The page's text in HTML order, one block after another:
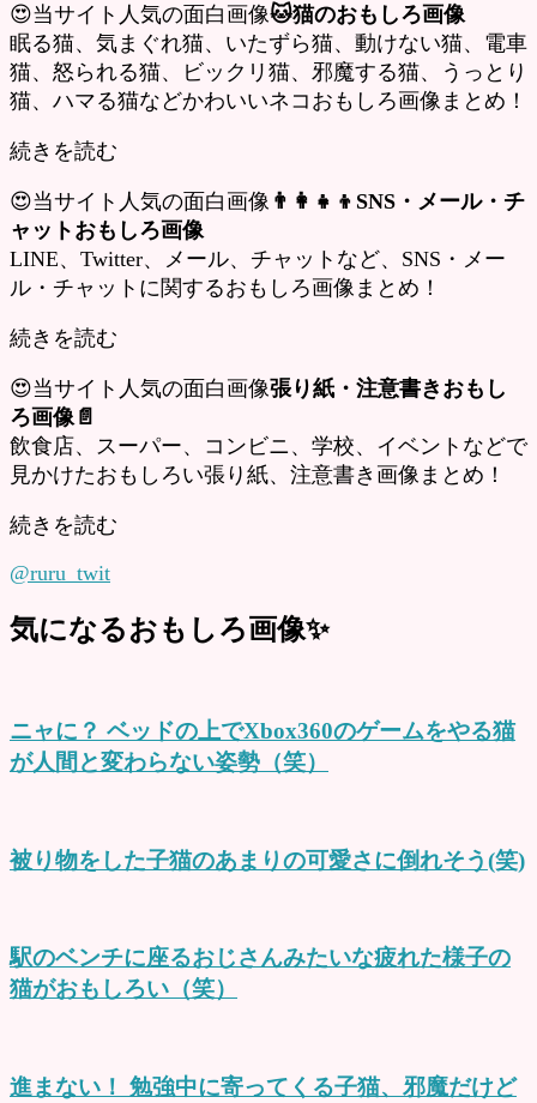
😍当サイト人気の面白画像🐱猫のおもしろ画像
眠る猫、気まぐれ猫、いたずら猫、動けない猫、電車
猫、怒られる猫、ビックリ猫、邪魔する猫、うっとり
猫、ハマる猫などかわいいネコおもしろ画像まとめ！
続きを読む
😍当サイト人気の面白画像 👨‍👩‍👧‍👦SNS・メール・チ
ャットおもしろ画像
LINE、Twitter、メール、チャットなど、SNS・メー
ル・チャットに関するおもしろ画像まとめ！
続きを読む
😍当サイト人気の面白画像張り紙・注意書きおもし
ろ画像📄
飲食店、スーパー、コンビニ、学校、イベントなどで
見かけたおもしろい張り紙、注意書き画像まとめ！
続きを読む
@ruru_twit
気になるおもしろ画像✨
ニャに？ ベッドの上でXbox360のゲームをやる猫
が人間と変わらない姿勢（笑）
被り物をした子猫のあまりの可愛さに倒れそう(笑)
駅のベンチに座るおじさんみたいな疲れた様子の
猫がおもしろい（笑）
進まない！ 勉強中に寄ってくる子猫、邪魔だけど